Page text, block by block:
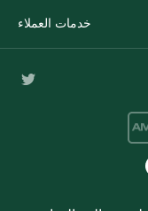
خدمات العملاء